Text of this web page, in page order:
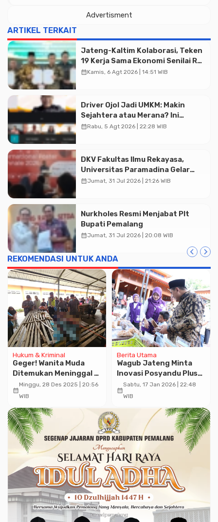
Advertisment
ARTIKEL TERKAIT
Jateng-Kaltim Kolaborasi, Teken
19 Kerja Sama Ekonomi Senilai Rp
20,2 Triliun
calendar_monthKamis, 6 Agt 2026 | 14:51 WIB
Driver Ojol Jadi UMKM: Makin
Sejahtera atau Merana? Ini
Temuan Diskusi Paramadina
calendar_monthRabu, 5 Agt 2026 | 22:28 WIB
DKV Fakultas Ilmu Rekayasa,
Universitas Paramadina Gelar
Diskusi Desain
calendar_monthJumat, 31 Jul 2026 | 21:26 WIB
Nurkholes Resmi Menjabat Plt
Bupati Pemalang
calendar_monthJumat, 31 Jul 2026 | 20:08 WIB
REKOMENDASI UNTUK ANDA
Hukum & Kriminal
Geger! Wanita Muda
Ditemukan Meninggal di
Pasar Kedungwuni
calendar_month
Minggu, 28 Des 2025 | 20:56
WIB
Berita Utama
Wagub Jateng Minta
Inovasi Posyandu Plus
Surakarta Dicontoh
Daerah Lain
calendar_month
Sabtu, 17 Jan 2026 | 22:48
WIB